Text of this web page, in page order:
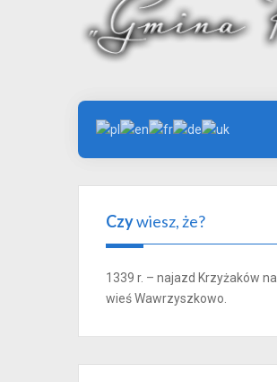
Czywiesz, że?
1339 r. – najazd Krzyżaków na
wieś Wawrzyszkowo.